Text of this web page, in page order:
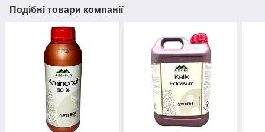
Подібні товари компанії